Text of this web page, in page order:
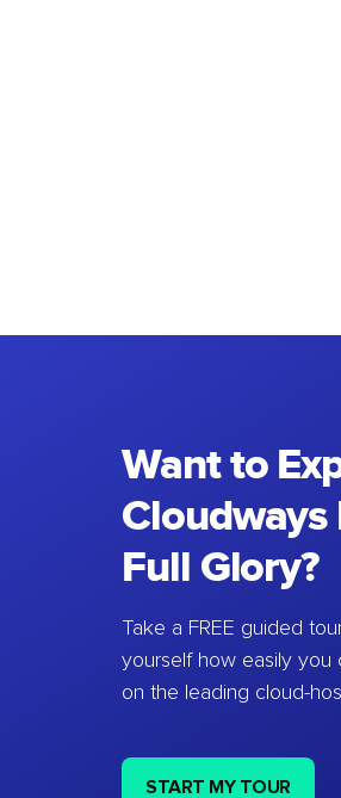
Want to
Full Glory?
Take a FREE guided
yourself how easily you
on the leading cloud-
START MY TOUR